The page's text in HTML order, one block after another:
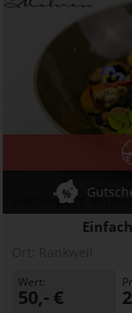
Herburger's
Wert:
50,- €